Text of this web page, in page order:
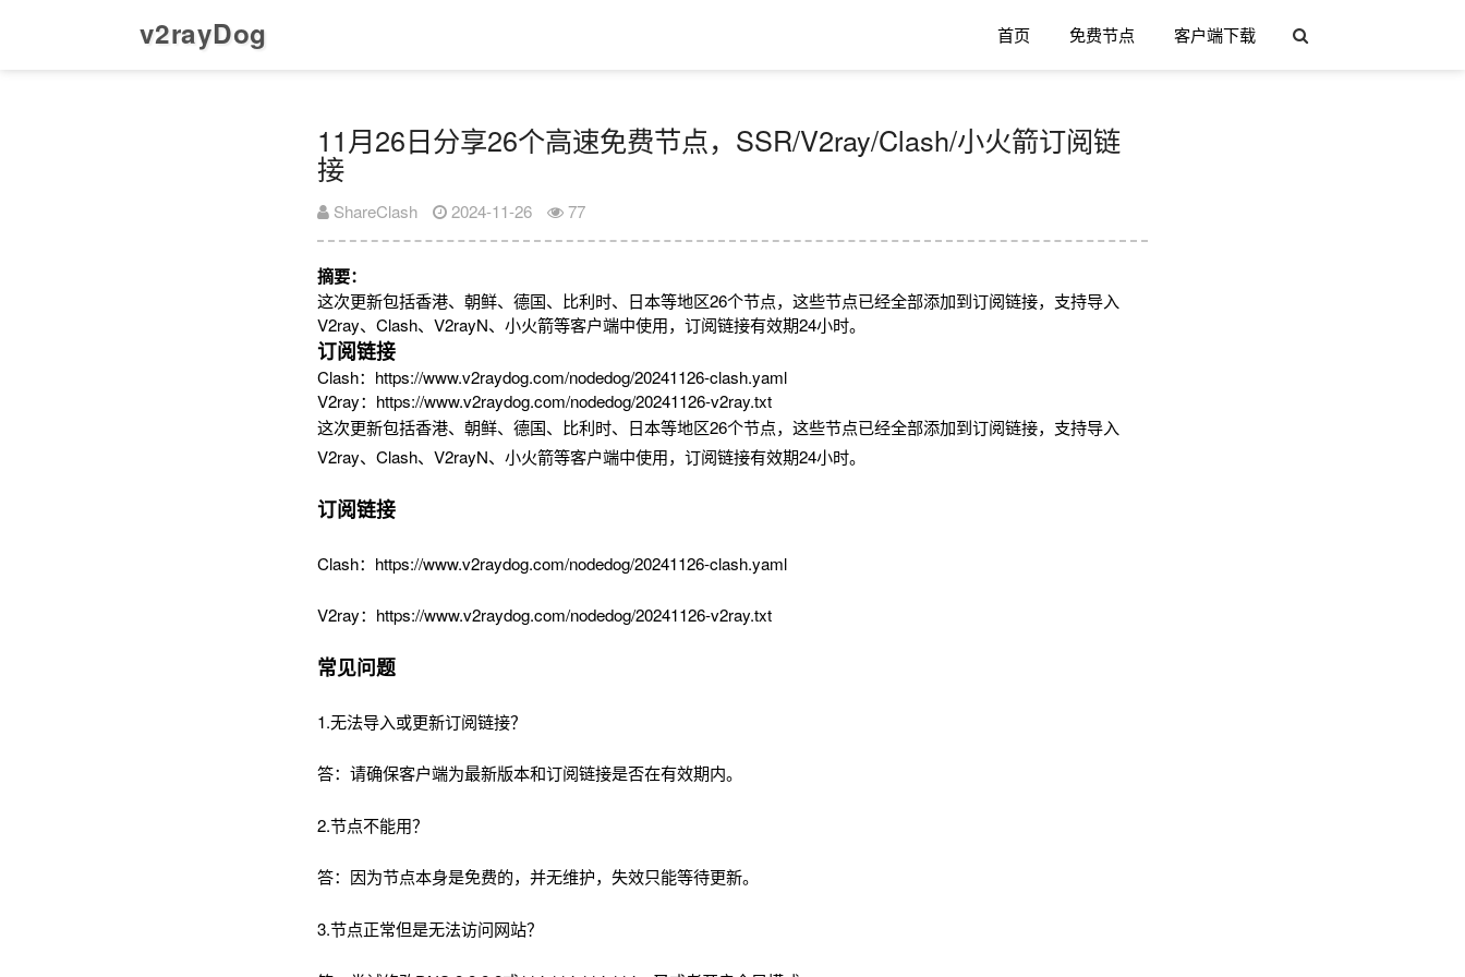
v2rayDog 首页 免费节点 客户端下载
11月26日分享26个高速免费节点，SSR/V2ray/Clash/小火箭订阅链
接
ShareClash 2024-11-26 77
摘要：
这次更新包括香港、朝鲜、德国、比利时、日本等地区26个节点，这些节点已经全部添加到订阅链接，支持导入
V2ray、Clash、V2rayN、小火箭等客户端中使用，订阅链接有效期24小时。
订阅链接
Clash：https://www.v2raydog.com/nodedog/20241126-clash.yaml
V2ray：https://www.v2raydog.com/nodedog/20241126-v2ray.txt
这次更新包括香港、朝鲜、德国、比利时、日本等地区26个节点，这些节点已经全部添加到订阅链接，支持导入
V2ray、Clash、V2rayN、小火箭等客户端中使用，订阅链接有效期24小时。
订阅链接
Clash：https://www.v2raydog.com/nodedog/20241126-clash.yaml
V2ray：https://www.v2raydog.com/nodedog/20241126-v2ray.txt
常见问题
1.无法导入或更新订阅链接？
答：请确保客户端为最新版本和订阅链接是否在有效期内。
2.节点不能用？
答：因为节点本身是免费的，并无维护，失效只能等待更新。
3.节点正常但是无法访问网站？